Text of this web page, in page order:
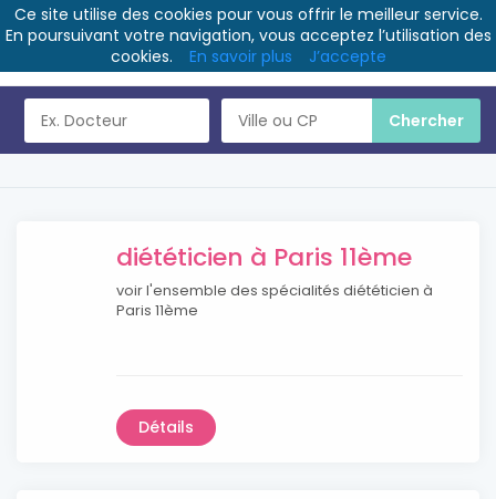
diététicien à Paris 11ème
voir l'ensemble des spécialités diététicien à
Paris 11ème
Détails
Ce site utilise des cookies pour vous offrir le meilleur service.
En poursuivant votre navigation, vous acceptez l’utilisation des
cookies.
En savoir plus J’accepte